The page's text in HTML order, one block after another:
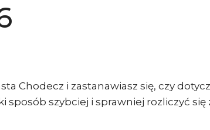
Chodecz i zastanawiasz się, czy
szybciej i sprawniej rozliczyć się